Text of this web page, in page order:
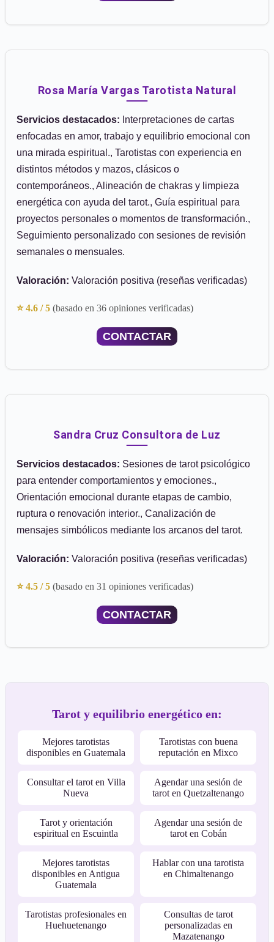
Rosa María Vargas Tarotista Natural
Servicios destacados: Interpretaciones de cartas
enfocadas en amor, trabajo y equilibrio emocional con
una mirada espiritual., Tarotistas con experiencia en
distintos métodos y mazos, clásicos o
contemporáneos., Alineación de chakras y limpieza
energética con ayuda del tarot., Guía espiritual para
proyectos personales o momentos de transformación.,
Seguimiento personalizado con sesiones de revisión
semanales o mensuales.
Valoración: Valoración positiva (reseñas verificadas)
⭐ 4.6 / 5 (basado en 36 opiniones verificadas)
CONTACTAR
Sandra Cruz Consultora de Luz
Servicios destacados: Sesiones de tarot psicológico
para entender comportamientos y emociones.,
Orientación emocional durante etapas de cambio,
ruptura o renovación interior., Canalización de
mensajes simbólicos mediante los arcanos del tarot.
Valoración: Valoración positiva (reseñas verificadas)
⭐ 4.5 / 5 (basado en 31 opiniones verificadas)
CONTACTAR
Tarot y equilibrio energético en:
Mejores tarotistas
disponibles en Guatemala
Tarotistas con buena
reputación en Mixco
Consultar el tarot en Villa
Nueva
Agendar una sesión de
tarot en Quetzaltenango
Tarot y orientación
espiritual en Escuintla
Agendar una sesión de
tarot en Cobán
Mejores tarotistas
disponibles en Antigua
Guatemala
Hablar con una tarotista
en Chimaltenango
Tarotistas profesionales en
Huehuetenango
Consultas de tarot
personalizadas en
Mazatenango